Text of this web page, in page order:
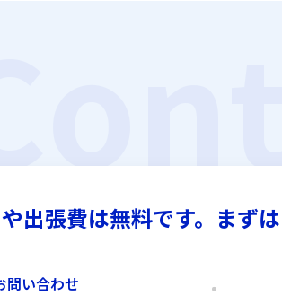
出張費は無料です。 まず
問い合わせ